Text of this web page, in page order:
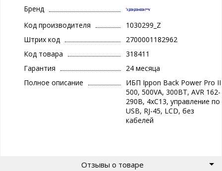
Бренд
Код производителя
1030299_Z
Штрих код
2700001182962
Код товара
318411
Гарантия
24 месяца
Полное описание
ИБП Ippon Back Power Pro II
500, 500VA, 300ВТ, AVR 162-
290В, 4хС13, управление по
USB, RJ-45, LCD, без
кабелей
Отзывы о товаре